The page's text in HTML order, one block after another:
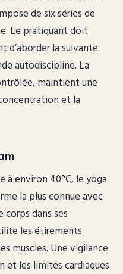
de six séries de
Le pratiquant doit
d’aborder la suivante.
autodiscipline. La
maintient une
et la
à environ 40°C, le yoga
la plus connue avec
corps dans ses
les étirements
muscles. Une vigilance
et les limites cardiaques